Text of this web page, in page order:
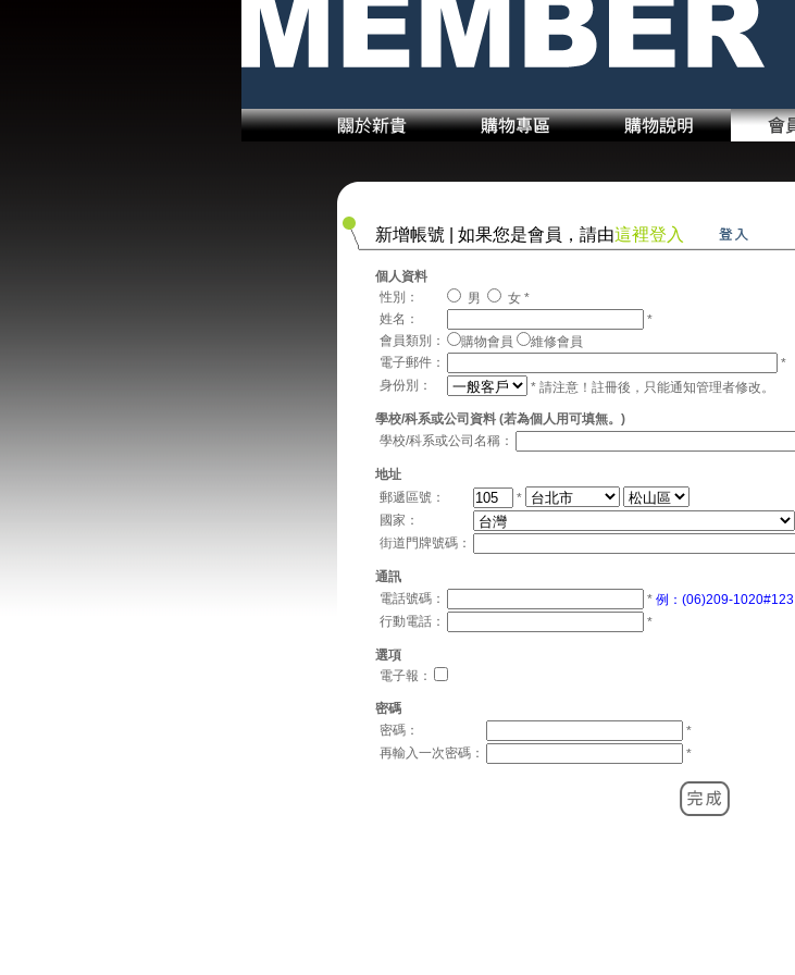
新增帳號 | 如果您是會員，請由這裡登入
個人資料
性別：
男 女 *
姓名：
*
會員類別：
購物會員
維修會員
電子郵件：
*
身份別：
* 請注意！註冊後，只能通知管理者修改。
學校/科系或公司資料 (若為個人用可填無。)
學校/科系或公司名稱：
地址
郵遞區號：
*
國家：
街道門牌號碼：
通訊
電話號碼：
* 例：(06)209-1020#123
行動電話：
*
選項
電子報：
密碼
密碼：
*
再輸入一次密碼：
*